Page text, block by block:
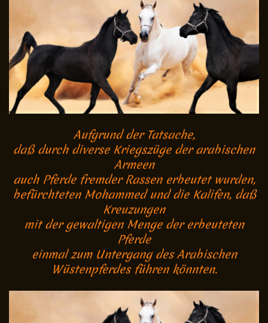
Aufgrund der Tatsache,
daß durch diverse Kriegszüge der arabischen
Armeen
auch Pferde fremder Rassen erbeutet wurden,
befürchteten Mohammed und die Kalifen, daß
Kreuzungen
mit der gewaltigen Menge der erbeuteten
Pferde
einmal zum Untergang des Arabischen
Wüstenpferdes führen könnten.